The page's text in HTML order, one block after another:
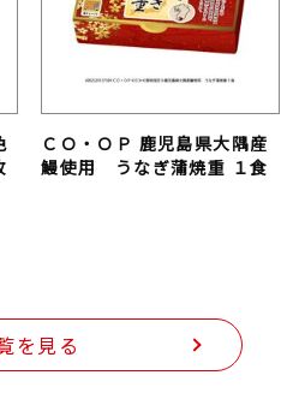
ＣＯ・ＯＰ 鹿児島県大隅産
鰻使用 うなぎ蒲焼重 １食
を見る